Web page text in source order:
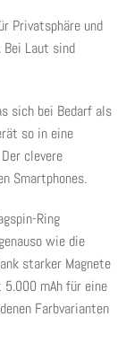
Privatsphäre und
Laut sind
sich bei Bedarf als
so in eine
clevere
Smartphones.
Ring
wie die
starker Magnete
mAh für eine
Farbvarianten